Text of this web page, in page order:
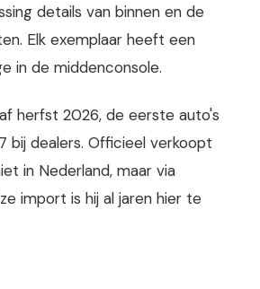
details van binnen en de
Elk exemplaar heeft een
in de middenconsole.
herfst 2026, de eerste auto's
bij dealers. Officieel verkoopt
in Nederland, maar via
import is hij al jaren hier te